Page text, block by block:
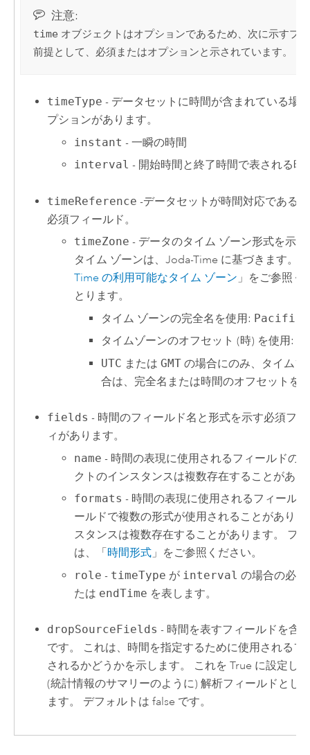
注意:
time オブジェクトはオプションであるため、次に示すプ
前提として、必須またはオプションと示されています。
timeType - データセットに時間が含まれている場
プションがあります。
instant - 一瞬の時間
interval - 開始時間と終了時間で表される時
timeReference -データセットが時間対応である
必須フィールド。
timeZone - データのタイム ゾーン形式を示す
タイム ゾーンは、Joda-Time に基づきます。
Time の利用可能なタイム ゾーン 」をご参照く
とります。
タイム ゾーンの完全名を使用: Pacific
タイムゾーンのオフセット (時) を使用:
UTC または GMTの場合にのみ、タイムゾ
合は、完全名または時間のオフセットを
fields - 時間のフィールド名と形式を示す必須フ
ィがあります。
name - 時間の表現に使用されるフィールドの
クトのインスタンスは複数存在することがあり
formats - 時間の表現に使用されるフィール
ールドで複数の形式が使用されることがあり
スタンスは複数存在することがあります。 フ
は、「 時間形式」をご参照ください。
role - timeType が interval の場合の必
たは endTime を表します。
dropSourceFields - 時間を表すフィールドを含
です。 これは、時間を指定するために使用される
されるかどうかを示します。 これを True に設定し
(統計情報のサマリーのように) 解析フィールドとし
ます。 デフォルトは false です。